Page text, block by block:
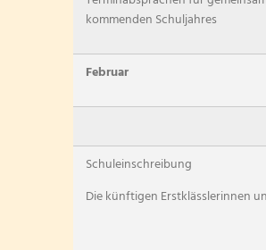
kommenden Schuljahres
Februar
Schuleinschreibung
Die künftigen Erstklässlerinnen